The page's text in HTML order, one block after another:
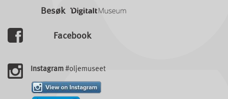
Besøk
Facebook
Instagram#oljemuseet